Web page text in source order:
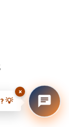
×
💡